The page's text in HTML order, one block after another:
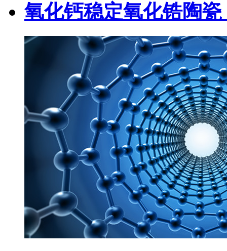
氧化钙稳定氧化锆陶